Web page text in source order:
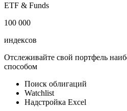
ETF & Funds
100 000
индексов
Отслеживайте свой портфель
способом
Поиск облигаций
Watchlist
Надстройка Excel